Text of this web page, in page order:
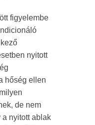
figyelembe
nyitott
hőség ellen
de nem
nyitott ablak